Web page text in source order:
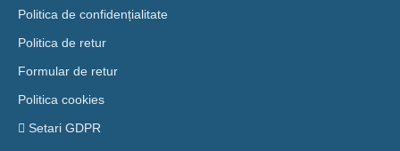
Politica de confidențialitate
Politica de retur
Formular de retur
Politica cookies
Setari GDPR